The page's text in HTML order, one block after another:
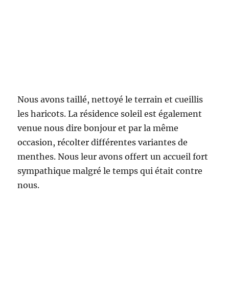
Nous avons taillé, nettoyé le terrain et cueillis
les haricots. La résidence soleil est également
venue nous dire bonjour et par la même
occasion, récolter différentes variantes de
menthes. Nous leur avons offert un accueil fort
sympathique malgré le temps qui était contre
nous.